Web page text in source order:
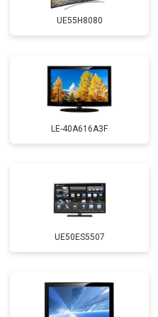
UE55H8080
LE-40A616A3F
UE50ES5507